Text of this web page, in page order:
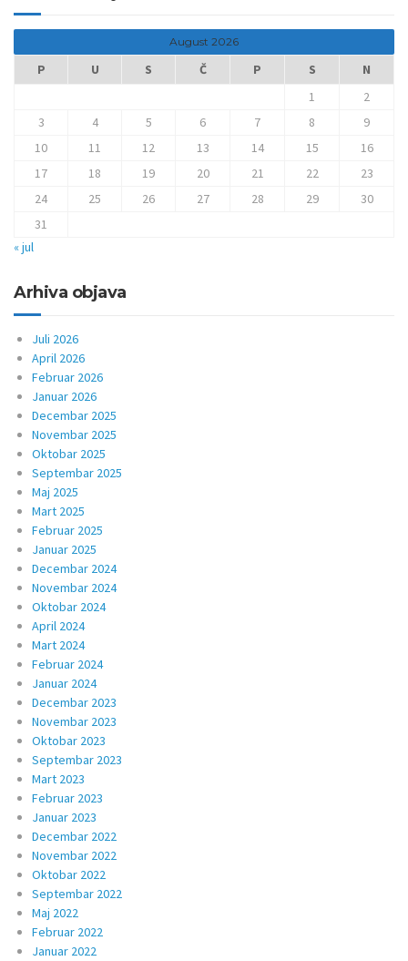
August 2026
P U S Č P S
N
1
2
3
4 5 6 7 8
9
10
11 12 13 14 15
16
17
18 19 20 21 22
23
24
25 26 27 28 29
30
31
« jul
Arhiva objava
Juli 2026
April 2026
Februar 2026
Januar 2026
Decembar 2025
Novembar 2025
Oktobar 2025
Septembar 2025
Maj 2025
Mart 2025
Februar 2025
Januar 2025
Decembar 2024
Novembar 2024
Oktobar 2024
April 2024
Mart 2024
Februar 2024
Januar 2024
Decembar 2023
Novembar 2023
Oktobar 2023
Septembar 2023
Mart 2023
Februar 2023
Januar 2023
Decembar 2022
Novembar 2022
Oktobar 2022
Septembar 2022
Maj 2022
Februar 2022
Januar 2022